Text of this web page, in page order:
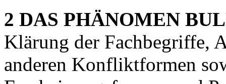
2 DAS PHÄNOMEN
Klärung der Fachbegriffe,
anderen Konfliktformen